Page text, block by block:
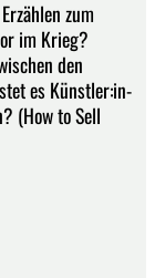
zum
im Krieg?
den
es Künstler:in­
(How to Sell